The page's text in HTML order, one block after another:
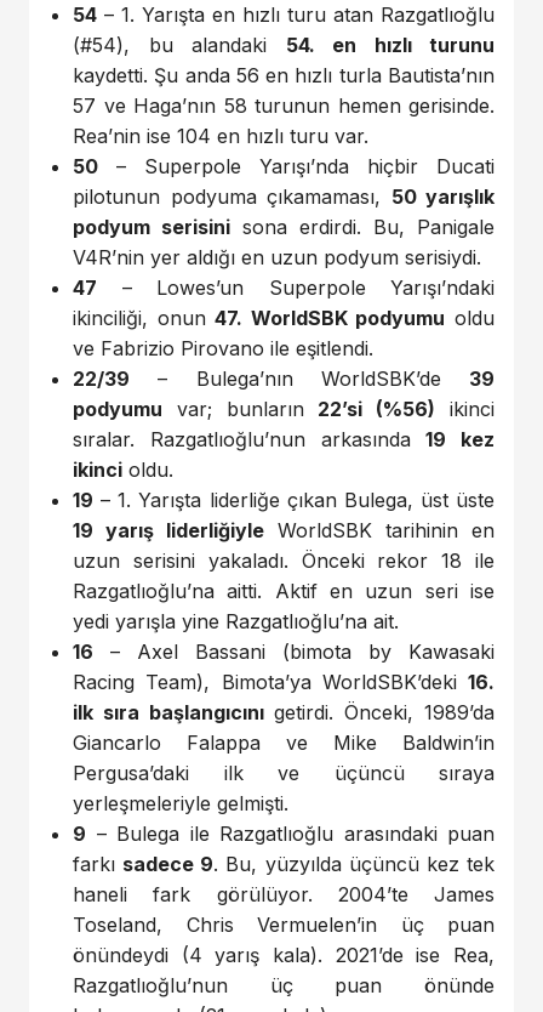
54 – 1. Yarışta en hızlı turu atan Razgatlıoğlu
(#54), bu alandaki 54. en hızlı turunu
kaydetti. Şu anda 56 en hızlı turla Bautista’nın
57 ve Haga’nın 58 turunun hemen gerisinde.
Rea’nin ise 104 en hızlı turu var.
50 – Superpole Yarışı’nda hiçbir Ducati
pilotunun podyuma çıkamaması, 50 yarışlık
podyum serisini sona erdirdi. Bu, Panigale
V4R’nin yer aldığı en uzun podyum serisiydi.
47 – Lowes’un Superpole Yarışı’ndaki
ikinciliği, onun47. WorldSBK podyumu oldu
ve Fabrizio Pirovano ile eşitlendi.
22/39 – Bulega’nın WorldSBK’de 39
podyumu var; bunların 22’si (%56) ikinci
sıralar. Razgatlıoğlu’nun arkasında19 kez
ikinci oldu.
19 – 1. Yarışta liderliğe çıkan Bulega, üst üste
19 yarış liderliğiyle WorldSBK tarihinin en
uzun serisini yakaladı. Önceki rekor 18 ile
Razgatlıoğlu’na aitti. Aktif en uzun seri ise
yedi yarışla yine Razgatlıoğlu’na ait.
16 – Axel Bassani (bimota by Kawasaki
Racing Team), Bimota’ya WorldSBK’deki 16.
ilk sıra başlangıcınıgetirdi. Önceki, 1989’da
Giancarlo Falappa ve Mike Baldwin’in
Pergusa’daki ilk ve üçüncü sıraya
yerleşmeleriyle gelmişti.
9 – Bulega ile Razgatlıoğlu arasındaki puan
farkı sadece 9. Bu, yüzyılda üçüncü kez tek
haneli fark görülüyor. 2004’te James
Toseland, Chris Vermuelen’in üç puan
önündeydi (4 yarış kala). 2021’de ise Rea,
Razgatlıoğlu’nun üç puan önünde